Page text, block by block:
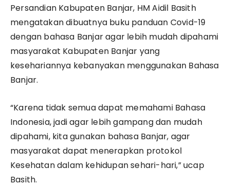
Persandian Kabupaten Banjar, HM Aidil Basith
mengatakan dibuatnya buku panduan Covid-19
dengan bahasa Banjar agar lebih mudah dipahami
masyarakat Kabupaten Banjar yang
kesehariannya kebanyakan menggunakan Bahasa
Banjar.
“Karena tidak semua dapat memahami Bahasa
Indonesia, jadi agar lebih gampang dan mudah
dipahami, kita gunakan bahasa Banjar, agar
masyarakat dapat menerapkan protokol
Kesehatan dalam kehidupan sehari-hari,” ucap
Basith.